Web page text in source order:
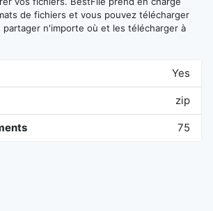
de fichiers et vous pouvez télécharger
n'importe où et les télécharger à
Yes
zip
75